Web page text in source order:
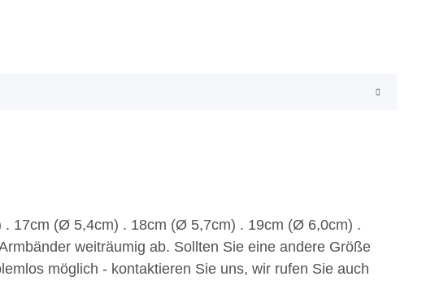
17cm (Ø 5,4cm) . 18cm (Ø 5,7cm) . 19cm (Ø 6,0cm) .
weiträumig ab. Sollten Sie eine andere Größe
möglich - kontaktieren Sie uns, wir rufen Sie auch